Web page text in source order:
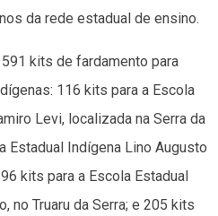
da rede estadual de ensino.
kits de fardamento para
116 kits para a Escola
Levi, localizada na Serra da
Estadual Indígena Lino Augusto
kits para a Escola Estadual
no Truaru da Serra; e 205 kits